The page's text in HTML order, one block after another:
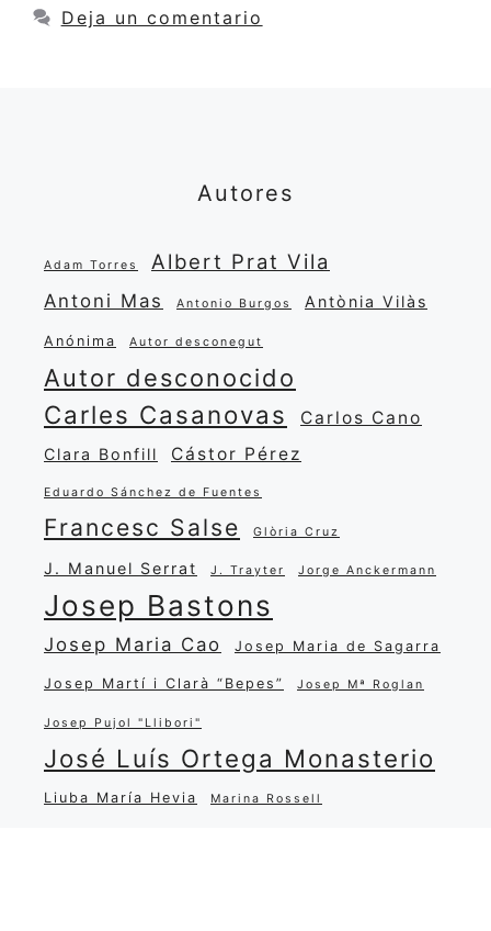
Deja un comentario
Autores
Adam Torres Albert Prat Vila
Antoni Mas Antonio Burgos Antònia Vilàs
Anónima Autor desconegut
Autor desconocido
Carles Casanovas Carlos Cano
Clara Bonfill Cástor Pérez
Eduardo Sánchez de Fuentes
Francesc Salse Glòria Cruz
J. Manuel Serrat J. Trayter Jorge Anckermann
Josep Bastons
Josep Maria Cao Josep Maria de Sagarra
Josep Martí i Clarà “Bepes” Josep Mª Roglan
Josep Pujol "Llibori"
José Luís Ortega Monasterio
Liuba María Hevia Marina Rossell